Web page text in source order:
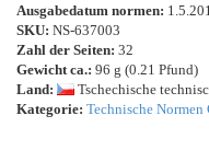
Ausgabedatum normen:
SKU: NS-637003
Zahl der Seiten: 32
Gewicht ca.: 96 g (0.21 Pfund)
Land:
Tschechische
Kategorie: Technische Normen